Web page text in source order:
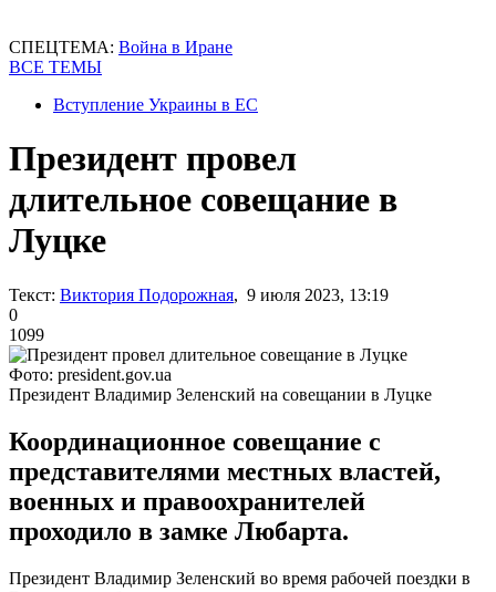
СПЕЦТЕМА: Война в Иране
ВСЕ ТЕМЫ
Вступление Украины в ЕС
Президент провел
длительное совещание в
Луцке
Текст: Виктория Подорожная, 9 июля 2023, 13:19
0
1099
Фото: president.gov.ua
Президент Владимир Зеленский на совещании в Луцке
Координационное совещание с
представителями местных властей,
военных и правоохранителей
проходило в замке Любарта.
Президент Владимир Зеленский во время рабочей поездки в